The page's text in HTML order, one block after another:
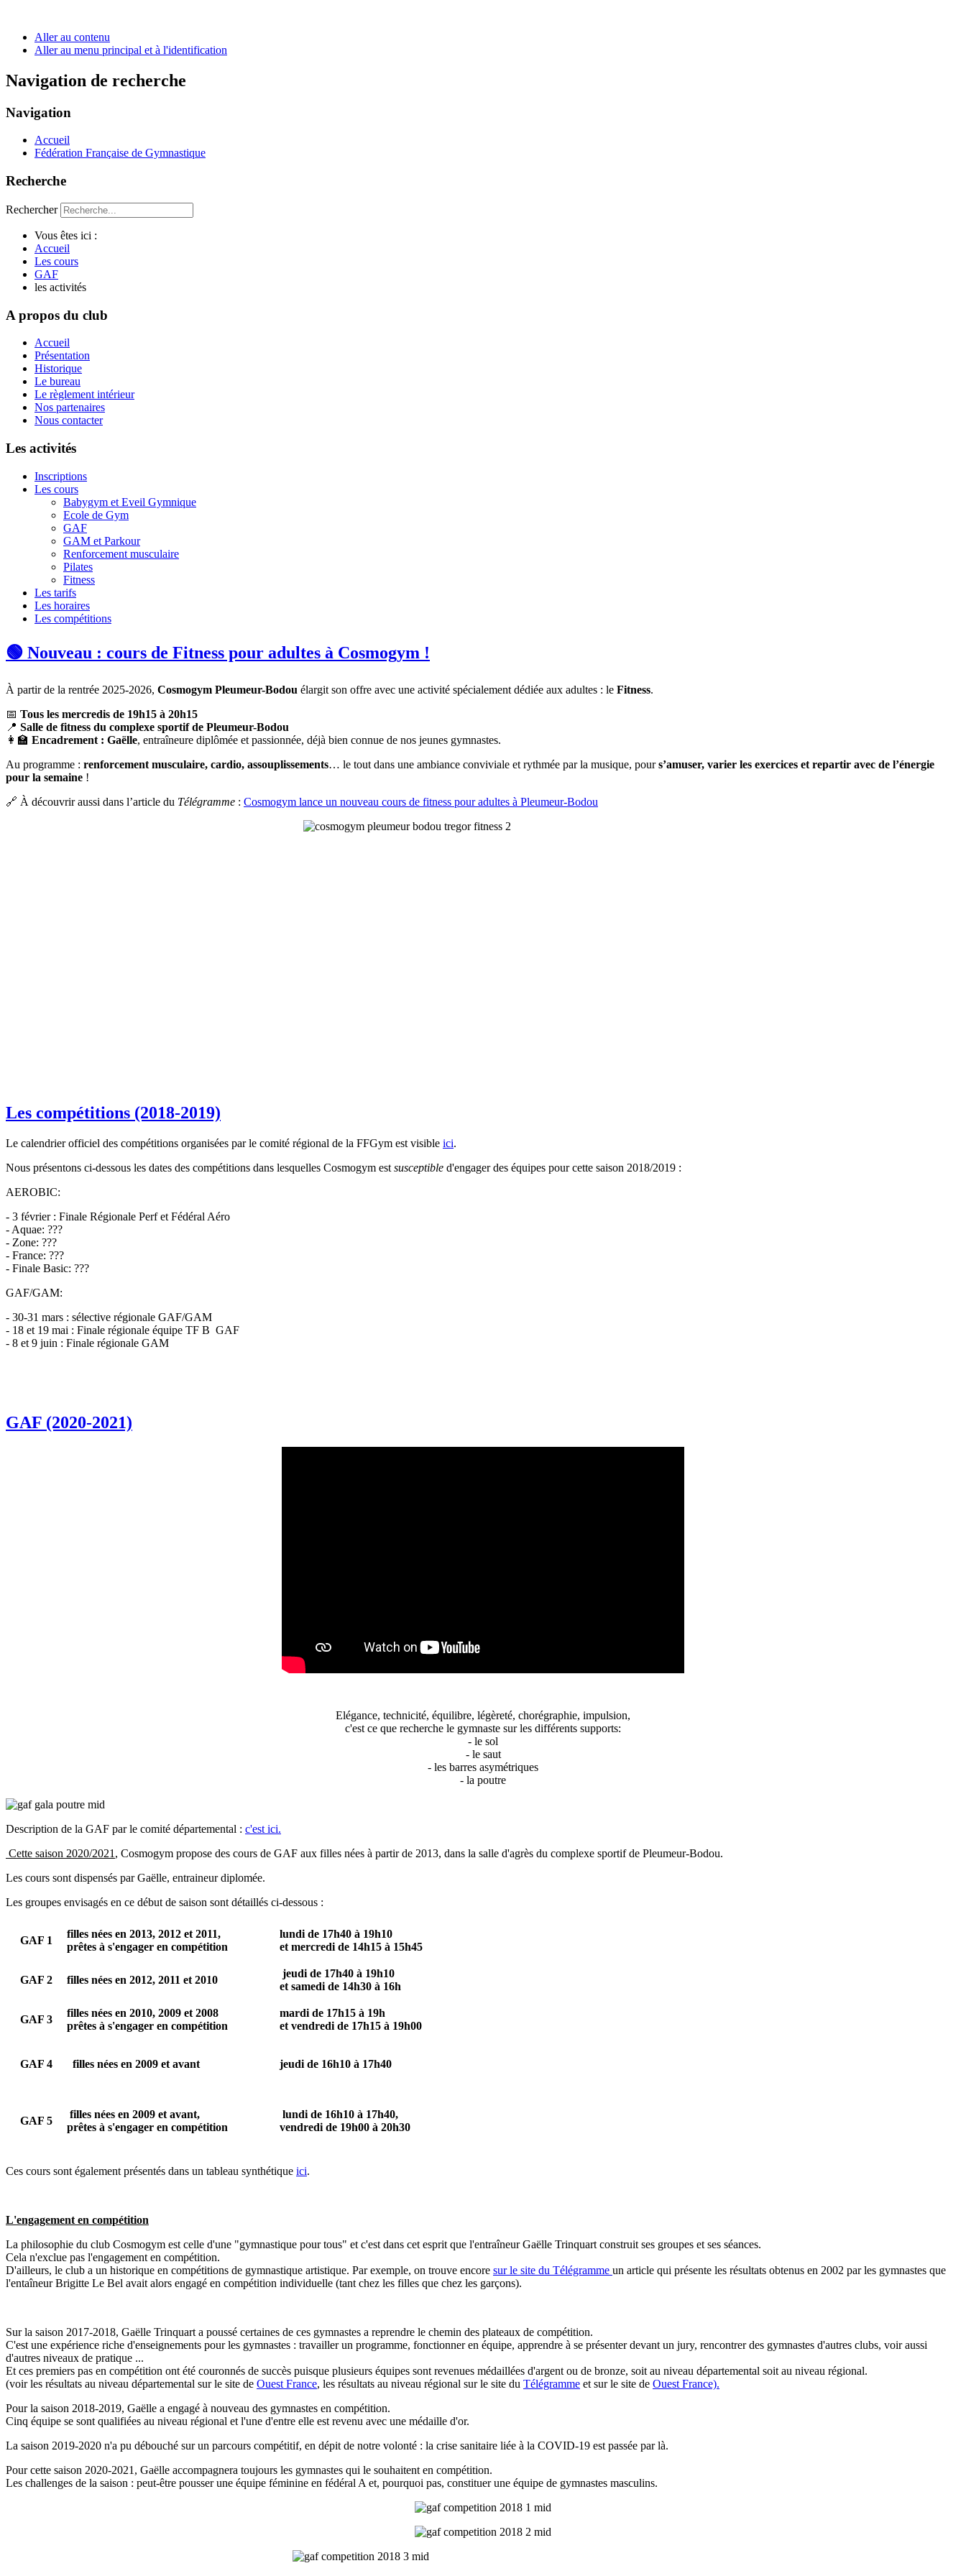
Aller au contenu
Aller au menu principal et à l'identification
Navigation de recherche
Navigation
Accueil
Fédération Française de Gymnastique
Recherche
Rechercher
Vous êtes ici :
Accueil
Les cours
GAF
les activités
A propos du club
Accueil
Présentation
Historique
Le bureau
Le règlement intérieur
Nos partenaires
Nous contacter
Les activités
Inscriptions
Les cours
Babygym et Eveil Gymnique
Ecole de Gym
GAF
GAM et Parkour
Renforcement musculaire
Pilates
Fitness
Les tarifs
Les horaires
Les compétitions
🟢 Nouveau : cours de Fitness pour adultes à Cosmogym !
À partir de la rentrée 2025-2026, Cosmogym Pleumeur-Bodou élargit son offre avec une activité spécialement dédiée aux adultes : le Fitness.
📅 Tous les mercredis de 19h15 à 20h15
📍 Salle de fitness du complexe sportif de Pleumeur-Bodou
👩‍🏫 Encadrement : Gaëlle, entraîneure diplômée et passionnée, déjà bien connue de nos jeunes gymnastes.
Au programme : renforcement musculaire, cardio, assouplissements… le tout dans une ambiance conviviale et rythmée par la musique, pours’amuser, varier les exercices et repartir avec de l’énergie
pour la semaine !
🔗 À découvrir aussi dans l’article du Télégramme : Cosmogym lance un nouveau cours de fitness pour adultes à Pleumeur-Bodou
Les compétitions (2018-2019)
Le calendrier officiel des compétitions organisées par le comité régional de la FFGym est visible ici.
Nous présentons ci-dessous les dates des compétitions dans lesquelles Cosmogym est susceptible d'engager des équipes pour cette saison 2018/2019 :
AEROBIC:
- 3 février : Finale Régionale Perf et Fédéral Aéro
- Aquae: ???
- Zone: ???
- France: ???
- Finale Basic: ???
GAF/GAM:
- 30-31 mars : sélective régionale GAF/GAM
- 18 et 19 mai : Finale régionale équipe TF B GAF
- 8 et 9 juin : Finale régionale GAM
GAF (2020-2021)
Elégance, technicité, équilibre, légèreté, chorégraphie, impulsion,
c'est ce que recherche le gymnaste sur les différents supports:
- le sol
- le saut
- les barres asymétriques
- la poutre
Description de la GAF par le comité départemental : c'est ici.
Cette saison 2020/2021 , Cosmogym propose des cours de GAF aux filles nées à partir de 2013, dans la salle d'agrès du complexe sportif de Pleumeur-Bodou.
Les cours sont dispensés par Gaëlle, entraineur diplomée.
Les groupes envisagés en ce début de saison sont détaillés ci-dessous :
GAF 1
filles nées en 2013, 2012 et 2011,
prêtes à s'engager en compétition
lundi de 17h40 à 19h10
et mercredi de 14h15 à 15h45
GAF 2 filles nées en 2012, 2011 et 2010
jeudi de 17h40 à 19h10
et samedi de 14h30 à 16h
GAF 3
filles nées en 2010, 2009 et 2008
prêtes à s'engager en compétition
mardi de 17h15 à 19h
et vendredi de 17h15 à 19h00
GAF 4 filles nées en 2009 et avant jeudi de 16h10 à 17h40
GAF 5
filles nées en 2009 et avant,
prêtes à s'engager en compétition
lundi de 16h10 à 17h40,
vendredi de 19h00 à 20h30
Ces cours sont également présentés dans un tableau synthétique ici.
L'engagement en compétition
La philosophie du club Cosmogym est celle d'une "gymnastique pour tous" et c'est dans cet esprit que l'entraîneur Gaëlle Trinquart construit ses groupes et ses séances.
Cela n'exclue pas l'engagement en compétition.
D'ailleurs, le club a un historique en compétitions de gymnastique artistique. Par exemple, on trouve encore sur le site du Télégramme un article qui présente les résultats obtenus en 2002 par les gymnastes que
l'entaîneur Brigitte Le Bel avait alors engagé en compétition individuelle (tant chez les filles que chez les garçons).
Sur la saison 2017-2018, Gaëlle Trinquart a poussé certaines de ces gymnastes a reprendre le chemin des plateaux de compétition.
C'est une expérience riche d'enseignements pour les gymnastes : travailler un programme, fonctionner en équipe, apprendre à se présenter devant un jury, rencontrer des gymnastes d'autres clubs, voir aussi
d'autres niveaux de pratique ...
Et ces premiers pas en compétition ont été couronnés de succès puisque plusieurs équipes sont revenues médaillées d'argent ou de bronze, soit au niveau départemental soit au niveau régional.
(voir les résultats au niveau départemental sur le site de Ouest France, les résultats au niveau régional sur le site du Télégramme et sur le site de Ouest France).
Pour la saison 2018-2019, Gaëlle a engagé à nouveau des gymnastes en compétition.
Cinq équipe se sont qualifiées au niveau régional et l'une d'entre elle est revenu avec une médaille d'or.
La saison 2019-2020 n'a pu débouché sur un parcours compétitif, en dépit de notre volonté : la crise sanitaire liée à la COVID-19 est passée par là.
Pour cette saison 2020-2021, Gaëlle accompagnera toujours les gymnastes qui le souhaitent en compétition.
Les challenges de la saison : peut-être pousser une équipe féminine en fédéral A et, pourquoi pas, constituer une équipe de gymnastes masculins.